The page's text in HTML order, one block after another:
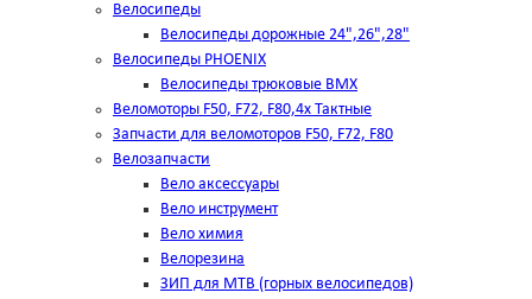
Велосипеды
Велосипеды дорожные 24",26",28"
Велосипеды PHOENIX
Велосипеды трюковые BMX
Веломоторы F50, F72, F80,4х Тактные
Запчасти для веломоторов F50, F72, F80
Велозапчасти
Вело аксессуары
Вело инструмент
Вело химия
Велорезина
ЗИП для MTB (горных велосипедов)